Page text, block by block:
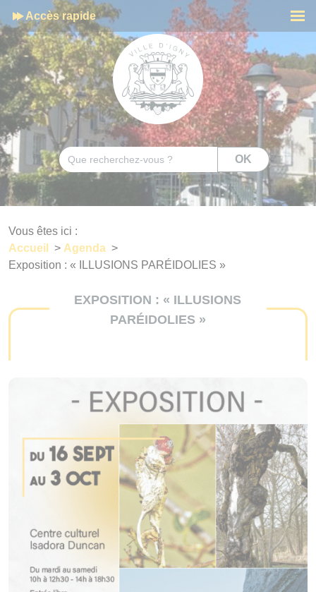
Accès rapide
Rechercher OK
Vous êtes ici :
Accueil
> Agenda >
Exposition : « ILLUSIONS PARÉIDOLIES »
EXPOSITION : « ILLUSIONS
PARÉIDOLIES »
Cookies management panel